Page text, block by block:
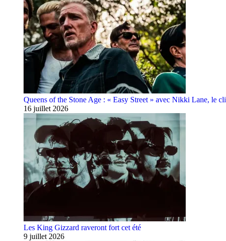
Queens of the Stone Age : « Easy Street » avec Nikki Lane, le
16 juillet 2026
Les King Gizzard raveront fort cet été
9 juillet 2026